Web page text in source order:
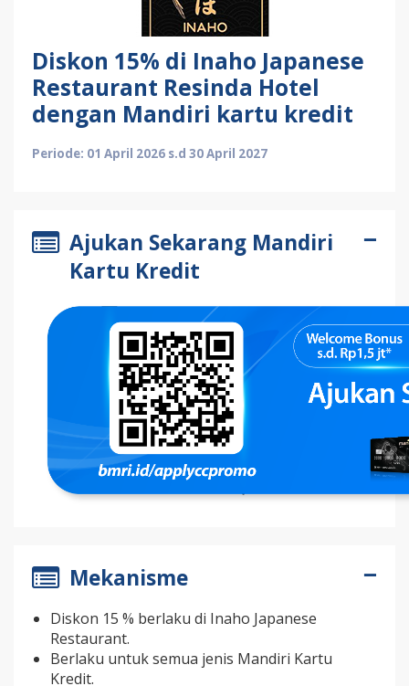
Diskon 15% di Inaho Japanese
Restaurant Resinda Hotel
dengan Mandiri kartu kredit
Periode: 01 April 2026 s.d 30 April 2027
Ajukan Sekarang Mandiri
Kartu Kredit
Mekanisme
Diskon 15 % berlaku di Inaho Japanese
Restaurant.
Berlaku untuk semua jenis Mandiri Kartu
Kredit.